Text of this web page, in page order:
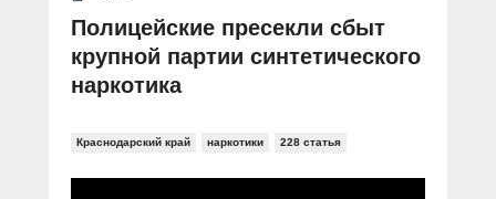
Полицейские пресекли сбыт
крупной партии синтетического
наркотика
Краснодарский край наркотики 228 статья